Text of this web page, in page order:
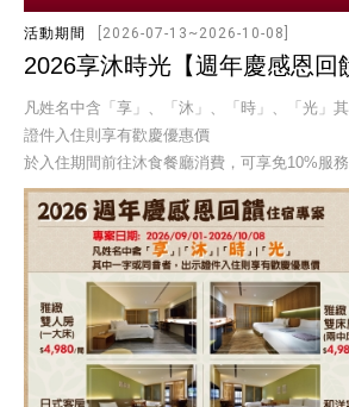
活動期間 [2026-07-13~2026-10-08]
2026享沐時光【週年慶感恩回
凡姓名中含「享」、「沐」、「時」、「光」
證件入住則享有歡慶優惠價
於入住期間前往沐食餐廳消費，可享免10%服